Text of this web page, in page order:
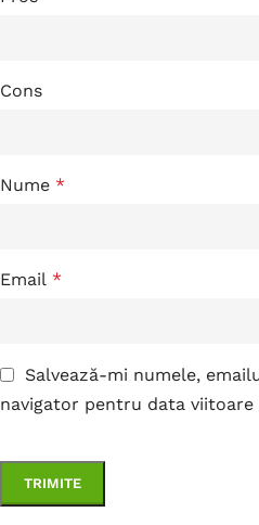
Cons
Nume *
Email *
Salvează-mi numele,
navigator pentru data viitoare